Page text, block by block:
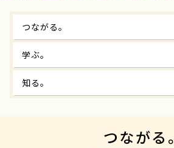
つながる。
学ぶ。
知る。
つながる。